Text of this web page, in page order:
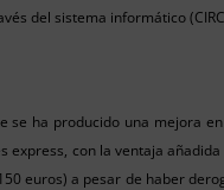
del sistema informático
se ha producido una mejora
express, con la ventaja
euros) a pesar de haber